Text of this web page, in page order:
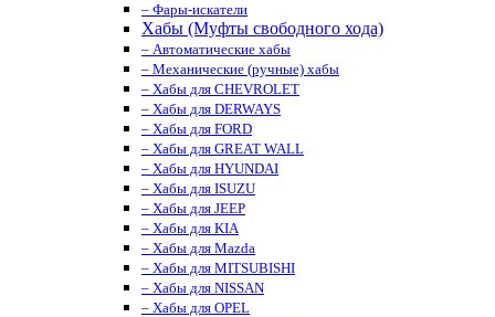
– Фары-искатели
Хабы (Муфты свободного хода)
– Автоматические хабы
– Механические (ручные) хабы
– Хабы для CHEVROLET
– Хабы для DERWAYS
– Хабы для FORD
– Хабы для GREAT WALL
– Хабы для HYUNDAI
– Хабы для ISUZU
– Хабы для JEEP
– Хабы для KIA
– Хабы для Mazda
– Хабы для MITSUBISHI
– Хабы для NISSAN
– Хабы для OPEL